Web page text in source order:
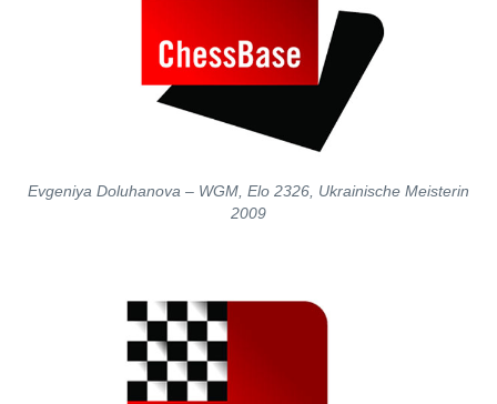
Evgeniya Doluhanova – WGM, Elo 2326, Ukrainische Meisterin
2009